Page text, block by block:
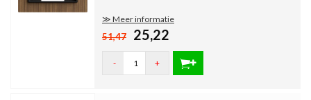
≫ Meer informatie
51,47 25,22
- +